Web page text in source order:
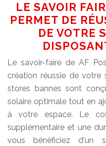
LE SAVOIR
PERMET DE
DE VOTRE
Le savoir-faire de AF
création réussie de votre
stores bannes sont
solaire optimale tout en
à votre espace. Le
supplémentaire et une
vous bénéficiez d'un